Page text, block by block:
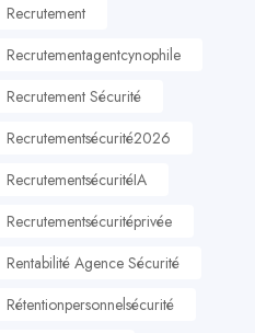
Recrutement
Recrutementagentcynophile
Recrutement Sécurité
Recrutementsécurité2026
RecrutementsécuritéIA
Recrutementsécuritéprivée
Rentabilité Agence Sécurité
Rétentionpersonnelsécurité